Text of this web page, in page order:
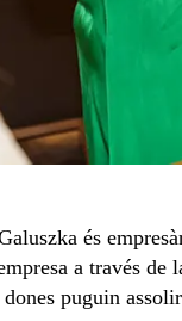
és
a través de
puguin